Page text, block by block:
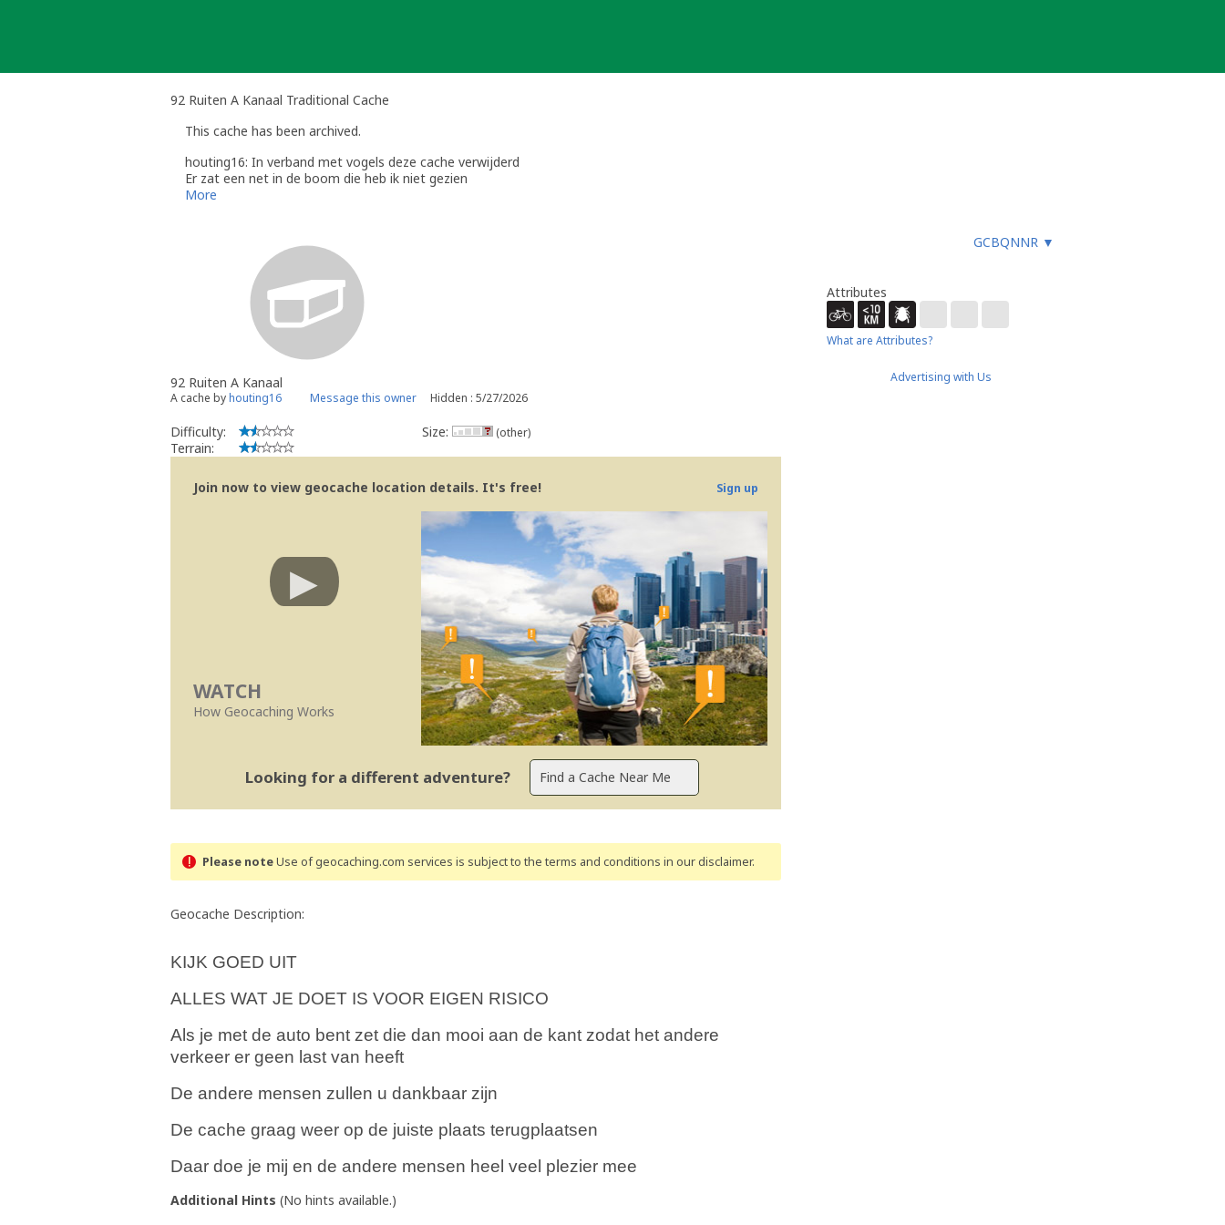
92 Ruiten A Kanaal Traditional Cache
This cache has been archived.
houting16: In verband met vogels deze cache verwijderd
Er zat een net in de boom die heb ik niet gezien
More
GCBQNNR ▼
92 Ruiten A Kanaal
A cache byhouting16 Message this owner Hidden : 5/27/2026
Difficulty:
Terrain:
Size: (other)
Join now to view geocache location details. It's free! Sign up
WATCH
How Geocaching Works
Looking for a different adventure?
Please noteUse of geocaching.com services is subject to the terms and conditions in our disclaimer.
Geocache Description:
KIJK GOED UIT
ALLES WAT JE DOET IS VOOR EIGEN RISICO
Als je met de auto bent zet die dan mooi aan de kant zodat het andere
verkeer er geen last van heeft
De andere mensen zullen u dankbaar zijn
De cache graag weer op de juiste plaats terugplaatsen
Daar doe je mij en de andere mensen heel veel plezier mee
Additional Hints (No hints available.)
Attributes
What are Attributes?
Advertising with Us